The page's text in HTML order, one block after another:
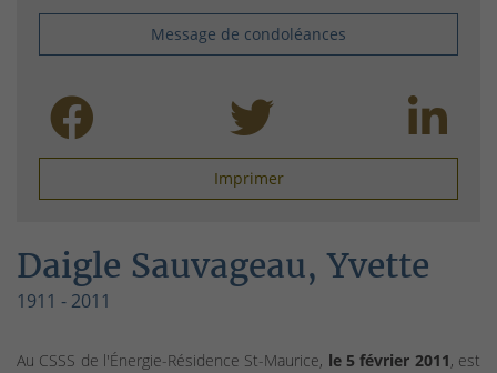
Message de condoléances
Imprimer
Daigle Sauvageau, Yvette
1911 - 2011
Au CSSS de l'Énergie-Résidence St-Maurice, le 5 février 2011, est